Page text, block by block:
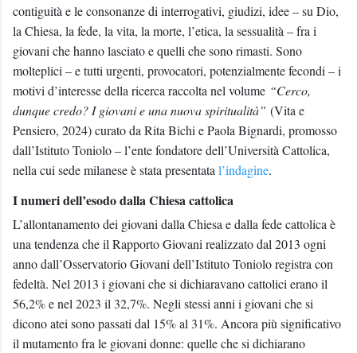
contiguità e le consonanze di interrogativi, giudizi, idee – su Dio,
la Chiesa, la fede, la vita, la morte, l’etica, la sessualità – fra i
giovani che hanno lasciato e quelli che sono rimasti. Sono
molteplici – e tutti urgenti, provocatori, potenzialmente fecondi – i
motivi d’interesse della ricerca raccolta nel volume “Cerco,
dunque credo? I giovani e una nuova spiritualità” (Vita e
Pensiero, 2024) curato da Rita Bichi e Paola Bignardi, promosso
dall’Istituto Toniolo – l’ente fondatore dell’Università Cattolica,
nella cui sede milanese è stata presentata l’indagine.
I numeri dell’esodo dalla Chiesa cattolica
L’allontanamento dei giovani dalla Chiesa e dalla fede cattolica è
una tendenza che il Rapporto Giovani realizzato dal 2013 ogni
anno dall’Osservatorio Giovani dell’Istituto Toniolo registra con
fedeltà. Nel 2013 i giovani che si dichiaravano cattolici erano il
56,2% e nel 2023 il 32,7%. Negli stessi anni i giovani che si
dicono atei sono passati dal 15% al 31%. Ancora più significativo
il mutamento fra le giovani donne: quelle che si dichiarano